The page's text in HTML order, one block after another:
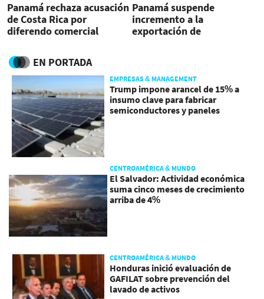
Panamá rechaza acusación
de Costa Rica por
diferendo comercial
Panamá suspende
incremento a la
exportación de
EN PORTADA
EMPRESAS & MANAGEMENT
Trump impone arancel de 15% a
insumo clave para fabricar
semiconductores y paneles
CENTROAMÉRICA & MUNDO
El Salvador: Actividad económica
suma cinco meses de crecimiento
arriba de 4%
CENTROAMÉRICA & MUNDO
Honduras inició evaluación de
GAFILAT sobre prevención del
lavado de activos